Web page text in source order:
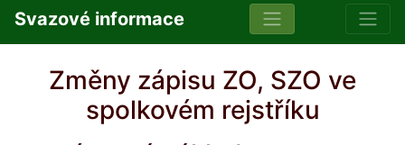
Svazové informace
Změny zápisu ZO, SZO ve
spolkovém rejstříku